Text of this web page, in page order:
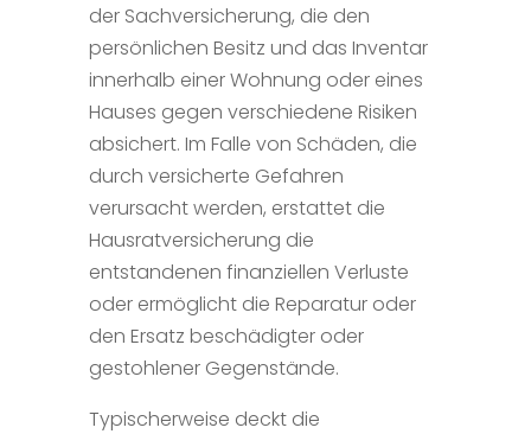
der Sachversicherung, die den
persönlichen Besitz und das Inventar
innerhalb einer Wohnung oder eines
Hauses gegen verschiedene Risiken
absichert. Im Falle von Schäden, die
durch versicherte Gefahren
verursacht werden, erstattet die
Hausratversicherung die
entstandenen finanziellen Verluste
oder ermöglicht die Reparatur oder
den Ersatz beschädigter oder
gestohlener Gegenstände.
Typischerweise deckt die